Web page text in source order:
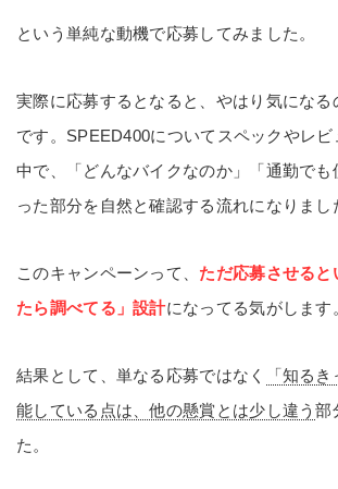
という単純な動機で応募してみました。
実際に応募するとなると、やはり気になる
です。SPEED400についてスペックやレビ
中で、「どんなバイクなのか」「通勤でも
った部分を自然と確認する流れになりまし
このキャンペーンって、 ただ応募させる
たら調べてる」設計になってる気がします
結果として、単なる応募ではなく
「知る
能している点は、他の懸賞とは少し違う部
た。